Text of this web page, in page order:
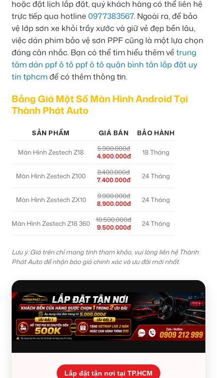
hoặc đặt lịch lắp đặt, quý khách hàng có thể liên hệ
trực tiếp qua hotline 0977383567. Ngoài ra, để bảo
vệ lớp sơn xe khỏi trầy xước và giữ vẻ đẹp bền lâu,
việc dán phim bảo vệ sơn PPF cũng là một lựa chọn
đáng cân nhắc. Bạn có thể tìm hiểu thêm về trung
tâm dán ppf ô tô ppf ô tô quận bình tân lắp đặt uy
tín tphcmđể có thêm thông tin.
Bảng Giá Một Số Màn Hình Android Tại
Thành Phát Auto
SẢN PHẨM GIÁ BÁN BẢO HÀNH
Màn Hình Zestech Z18
5.900.000đ
4.900.000đ
18 Tháng
Màn Hình Zestech Z100
8.400.000đ
7.400.000đ
24 Tháng
Màn Hình Zestech ZX10
9.900.000đ
8.900.000đ
24 Tháng
Màn Hình Zestech Z18 360
10.500.000đ
9.500.000đ
24 Tháng
Lưu ý: Giá trên chỉ mang tính tham khảo, vui lòng liên hệ Thành
Phát Auto để nhận báo giá chính xác và ưu đãi mới nhất.
Lắp đặt tận nơi tại TP.HCM